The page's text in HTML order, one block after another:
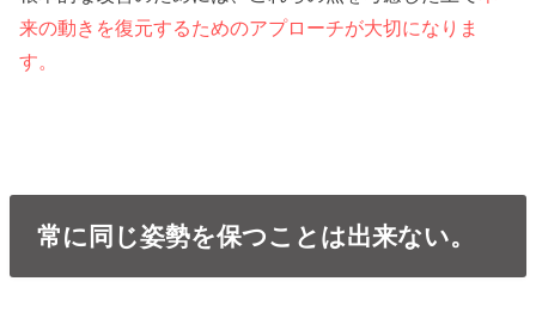
来の動きを復元するためのアプローチが大切になりま
す。
常に同じ姿勢を保つことは出来ない。